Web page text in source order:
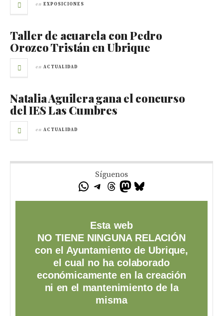
en EXPOSICIONES
Taller de acuarela con Pedro
Orozco Tristán en Ubrique
en ACTUALIDAD
Natalia Aguilera gana el concurso
del IES Las Cumbres
en ACTUALIDAD
Síguenos
Esta web
NO TIENE NINGUNA RELACIÓN
con el Ayuntamiento de Ubrique,
el cual no ha colaborado
económicamente en la creación
ni en el mantenimiento de la
misma